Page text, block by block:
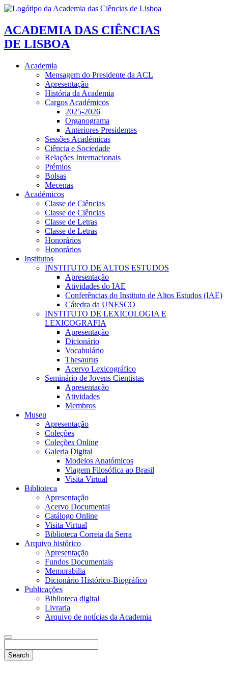
ACADEMIA DAS CIÊNCIAS
DE LISBOA
Academia
Mensagem do Presidente da ACL
Apresentação
História da Academia
Cargos Académicos
2025-2026
Organograma
Anteriores Presidentes
Sessões Académicas
Ciência e Sociedade
Relações Internacionais
Prémios
Bolsas
Mecenas
Académicos
Classe de Ciências
Classe de Ciências
Classe de Letras
Classe de Letras
Honorários
Honorários
Institutos
INSTITUTO DE ALTOS ESTUDOS
Apresentação
Atividades do IAE
Conferências do Instituto de Altos Estudos (IAE)
Cátedra da UNESCO
INSTITUTO DE LEXICOLOGIA E
LEXICOGRAFIA
Apresentação
Dicionário
Vocabulário
Thesaurus
Acervo Lexicográfico
Seminário de Jovens Cientistas
Apresentação
Atividades
Membros
Museu
Apresentação
Coleções
Coleções Online
Galeria Digital
Modelos Anatómicos
Viagem Filosófica ao Brasil
Visita Virtual
Biblioteca
Apresentação
Acervo Documental
Catálogo Online
Visita Virtual
Biblioteca Correia da Serra
Arquivo histórico
Apresentação
Fundos Documentais
Memorabilia
Dicionário Histórico-Biográfico
Publicações
Biblioteca digital
Livraria
Arquivo de notícias da Academia